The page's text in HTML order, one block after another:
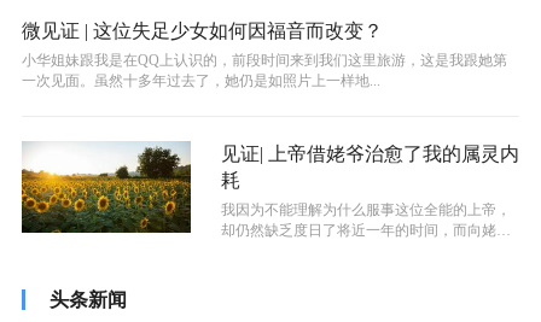
微见证 | 这位失足少女如何因福音而改变？
小华姐妹跟我是在QQ上认识的，前段时间来到我们这里旅游，这是我跟她第
一次见面。虽然十多年过去了，她仍是如照片上一样地...
见证| 上帝借姥爷治愈了我的属灵内
耗
我因为不能理解为什么服事这位全能的上帝，
却仍然缺乏度日了将近一年的时间，而向姥爷
头条新闻